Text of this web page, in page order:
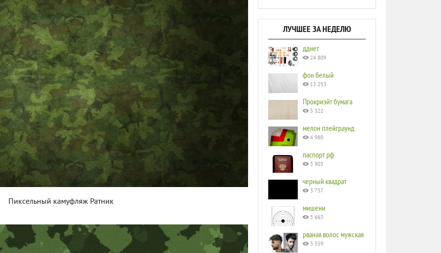
Пиксельный камуфляж Ратник
ЛУЧШЕЕ ЗА НЕДЕЛЮ
дднет
24 809
фон белый
13 253
Прокриэйт бумага
5 322
мелон плейграунд
4 980
паспорт рф
3 903
черный квадрат
3 737
мишени
3 663
рваная волос мужская
3 559